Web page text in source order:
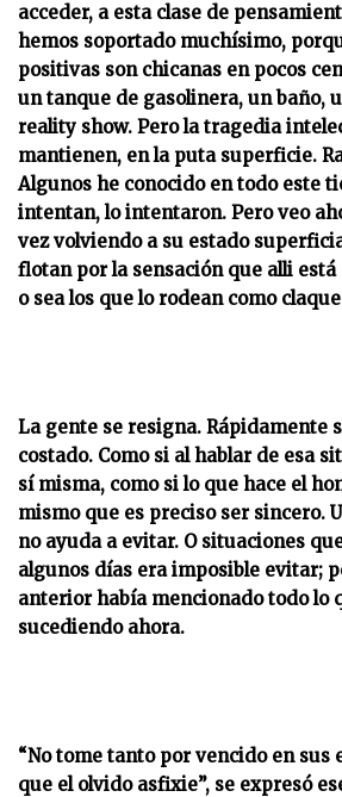
acceder, a esta clase de
hemos soportado muchísimo,
positivas son chicanas en pocos
un tanque de gasolinera, un baño,
reality show. Pero la tragedia
mantienen, en la puta superficie.
Algunos he conocido en todo este
intentan, lo intentaron. Pero veo
vez volviendo a su estado
flotan por la sensación que alli está
o sea los que lo rodean como
La gente se resigna. Rápidamente
costado. Como si al hablar de esa
sí misma, como si lo que hace el
mismo que es preciso ser sincero.
no ayuda a evitar. O situaciones
algunos días era imposible evitar;
anterior había mencionado todo lo
sucediendo ahora.
“No tome tanto por vencido en sus
que el olvido asfixie”, se expresó